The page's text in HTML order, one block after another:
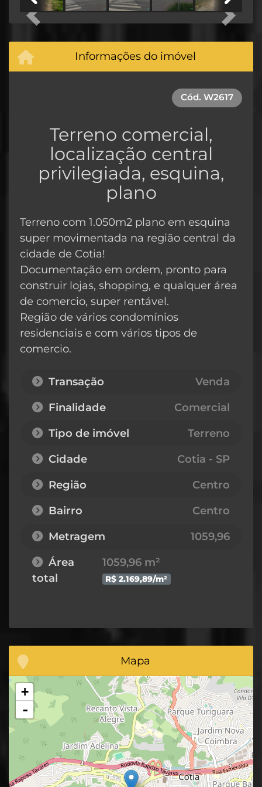
Previous Next
Informações do imóvel
Cód. W2617
Terreno comercial,
localização central
privilegiada, esquina,
plano
Terreno com 1.050m2 plano em esquina
super movimentada na região central da
cidade de Cotia!
Documentação em ordem, pronto para
construir lojas, shopping, e qualquer área
de comercio, super rentável.
Região de vários condomínios
residenciais e com vários tipos de
comercio.
Transação
Venda
Finalidade
Comercial
Tipo de imóvel
Terreno
Cidade
Cotia - SP
Região
Centro
Bairro
Centro
Metragem
1059,96
Área
total
1059,96 m²
R$ 2.169,89/m²
Mapa
+
-